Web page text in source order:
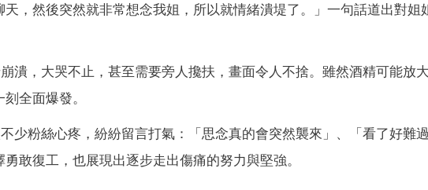
，然後突然就非常想念我姐，所以就情緒潰堤了。」一句話道出對姐
潰，大哭不止，甚至需要旁人攙扶，畫面令人不捨。雖然酒精可能放
全面爆發。
少粉絲心疼，紛紛留言打氣：「思念真的會突然襲來」、「看了好難
敢復工，也展現出逐步走出傷痛的努力與堅強。